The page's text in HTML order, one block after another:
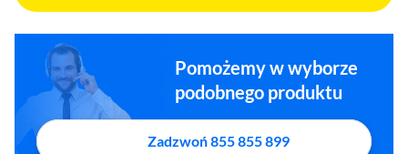
Pomożemy w wyborze
podobnego produktu
Zadzwoń 855 855 899